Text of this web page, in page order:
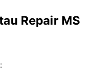
Repair MS